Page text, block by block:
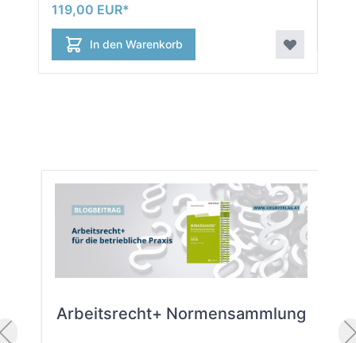
119,00 EUR
In den Warenkorb
Arbeitsrecht+ Normensammlung